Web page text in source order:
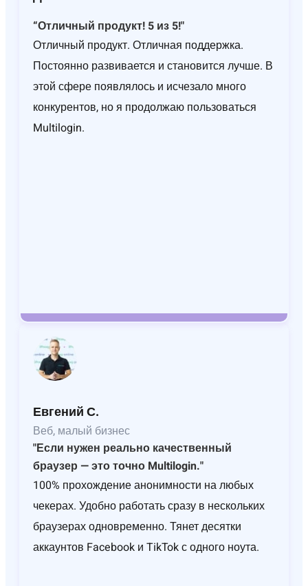
“Отличный продукт! 5 из 5!"
Отличный продукт. Отличная поддержка.
Постоянно развивается и становится лучше. В
этой сфере появлялось и исчезало много
конкурентов, но я продолжаю пользоваться
Multilogin.
Евгений С.
Веб, малый бизнес
"Если нужен реально качественный
браузер — это точно Multilogin."
100% прохождение анонимности на любых
чекерах. Удобно работать сразу в нескольких
браузерах одновременно. Тянет десятки
аккаунтов Facebook и TikTok с одного ноута.